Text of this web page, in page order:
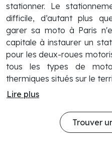
stationner. Le
difficile, d’autant plus
garer sa moto à Paris
capitale à instaurer un
pour les deux-roues
tous les types de
thermiques situés sur le
Lire plus
Trouver